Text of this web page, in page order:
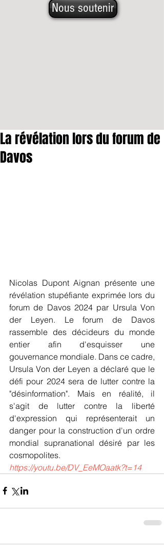
Nous soutenir
La révélation lors du forum de
Davos
Nicolas Dupont Aignan présente une
révélation stupéfiante exprimée lors du
forum de Davos 2024 par Ursula Von
der Leyen. Le forum de Davos
rassemble des décideurs du monde
entier afin d'esquisser une
gouvernance mondiale. Dans ce cadre,
Ursula Von der Leyen a déclaré que le
défi pour 2024 sera de lutter contre la
"désinformation". Mais en réalité, il
s'agit de lutter contre la liberté
d'expression qui représenterait un
danger pour la construction d'un ordre
mondial supranational désiré par les
cosmopolites.
https://youtu.be/DV_EeMOaatk?t=14